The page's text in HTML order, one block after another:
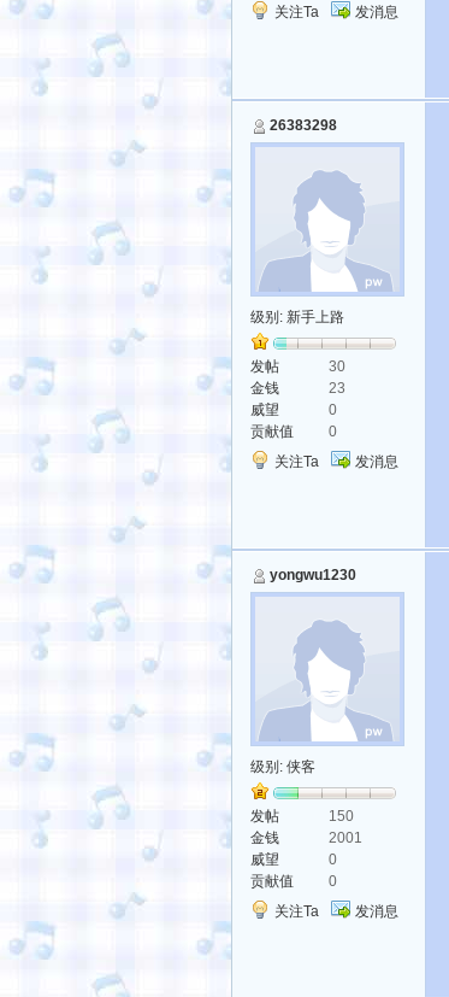
关注Ta
发消息
26383298
级别: 新手上路
发帖
30
金钱
23
威望
0
贡献值
0
关注Ta
发消息
yongwu1230
级别: 侠客
发帖
150
金钱
2001
威望
0
贡献值
0
关注Ta
发消息